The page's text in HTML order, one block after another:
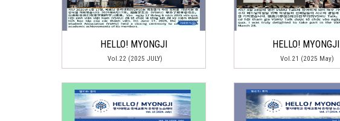
HELLO! MYONGJI
Vol.22 (2025 JULY)
HELLO! MYONGJI
Vol.21 (2025 May)